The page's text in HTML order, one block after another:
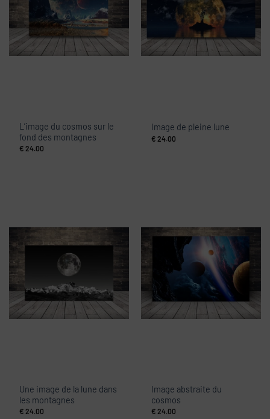
L’image du cosmos sur le
fond des montagnes
€ 24.00
Image de pleine lune
€ 24.00
Une image de la lune dans
les montagnes
€ 24.00
Image abstraite du
cosmos
€ 24.00